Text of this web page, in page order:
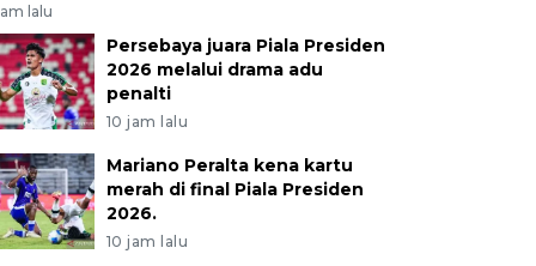
lalu
Persebaya juara Piala Presiden
2026 melalui drama adu
penalti
10 jam lalu
Mariano Peralta kena kartu
merah di final Piala Presiden
2026.
10 jam lalu